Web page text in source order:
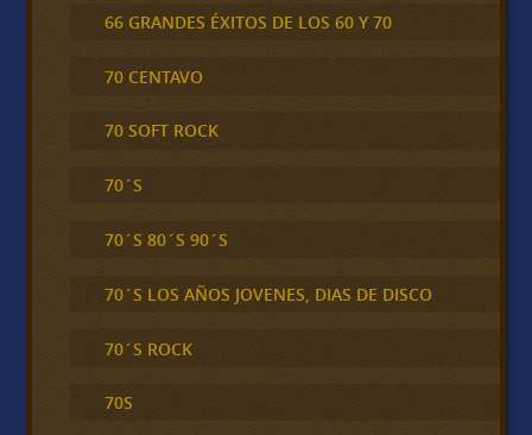
66 GRANDES ÉXITOS DE LOS 60 Y 70
70 CENTAVO
70 SOFT ROCK
70´S
70´S 80´S 90´S
70´S LOS AÑOS JOVENES, DIAS DE DISCO
70´S ROCK
70S